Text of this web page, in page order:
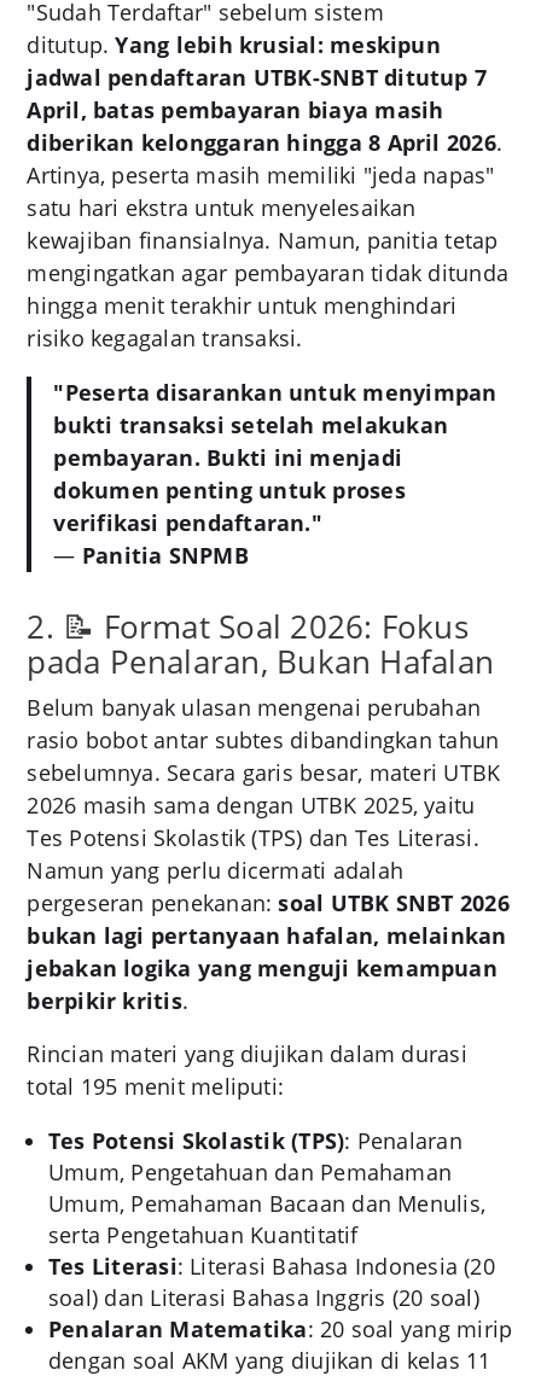
"Sudah Terdaftar" sebelum sistem
ditutup.Yang lebih krusial: meskipun
jadwal pendaftaran UTBK-SNBT ditutup 7
April, batas pembayaran biaya masih
diberikan kelonggaran hingga 8 April 2026.
Artinya, peserta masih memiliki "jeda napas"
satu hari ekstra untuk menyelesaikan
kewajiban finansialnya. Namun, panitia tetap
mengingatkan agar pembayaran tidak ditunda
hingga menit terakhir untuk menghindari
risiko kegagalan transaksi.
"Peserta disarankan untuk menyimpan
bukti transaksi setelah melakukan
pembayaran. Bukti ini menjadi
dokumen penting untuk proses
verifikasi pendaftaran."
— Panitia SNPMB
2. 📝 Format Soal 2026: Fokus
pada Penalaran, Bukan Hafalan
Belum banyak ulasan mengenai perubahan
rasio bobot antar subtes dibandingkan tahun
sebelumnya. Secara garis besar, materi UTBK
2026 masih sama dengan UTBK 2025, yaitu
Tes Potensi Skolastik (TPS) dan Tes Literasi.
Namun yang perlu dicermati adalah
pergeseran penekanan:soal UTBK SNBT 2026
bukan lagi pertanyaan hafalan, melainkan
jebakan logika yang menguji kemampuan
berpikir kritis.
Rincian materi yang diujikan dalam durasi
total 195 menit meliputi:
Tes Potensi Skolastik (TPS): Penalaran
Umum, Pengetahuan dan Pemahaman
Umum, Pemahaman Bacaan dan Menulis,
serta Pengetahuan Kuantitatif
Tes Literasi: Literasi Bahasa Indonesia (20
soal) dan Literasi Bahasa Inggris (20 soal)
Penalaran Matematika: 20 soal yang mirip
dengan soal AKM yang diujikan di kelas 11